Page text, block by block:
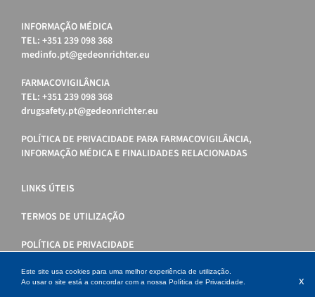
INFORMAÇÃO MÉDICA
TEL: +351 239 098 368
medinfo.pt@gedeonrichter.eu
FARMACOVIGILÂNCIA
TEL: +351 239 098 368
drugsafety.pt@gedeonrichter.eu
POLÍTICA DE PRIVACIDADE PARA FARMACOVIGILÂNCIA,
INFORMAÇÃO MÉDICA E FINALIDADES RELACIONADAS
LINKS ÚTEIS
TERMOS DE UTILIZAÇÃO
POLÍTICA DE PRIVACIDADE
POLÍTICA DE COOKIES
Este site usa cookies para uma melhor experiência de utilização.
Ao usar o site está a concordar com a nossa Política de Privacidade x